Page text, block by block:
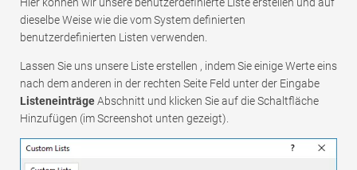
dieselbe Weise wie die vom System definierten
benutzerdefinierten Listen verwenden.
Lassen Sie uns unsere Liste erstellen , indem Sie einige Werte eins
nach dem anderen in der rechten Seite Feld unter der Eingabe
ListeneinträgeAbschnitt und klicken Sie auf die Schaltfläche
Hinzufügen (im Screenshot unten gezeigt).